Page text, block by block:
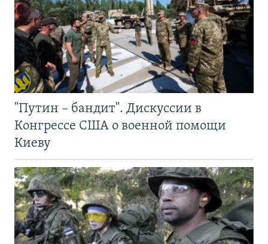
"Путин – бандит". Дискуссии в
Конгрессе США о военной помощи
Киеву